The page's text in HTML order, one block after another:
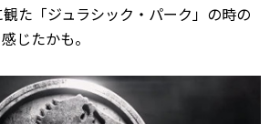
た「ジュラシック・パーク」の時の
じたかも。